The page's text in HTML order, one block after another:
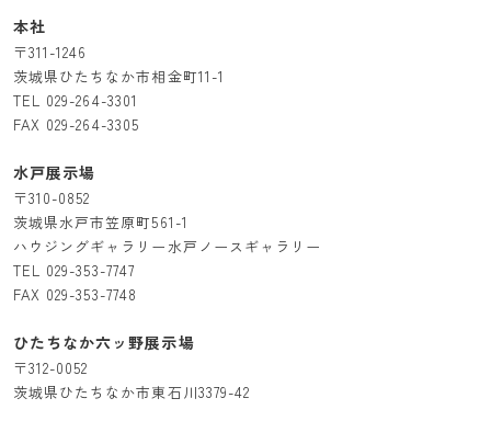
本社
〒311-1246
茨城県ひたちなか市相金町11-1
TEL 029-264-3301
FAX 029-264-3305
水戸展示場
〒310-0852
茨城県水戸市笠原町561-1
ハウジングギャラリー水戸ノースギャラリー
TEL 029-353-7747
FAX 029-353-7748
ひたちなか六ッ野展示場
〒312-0052
茨城県ひたちなか市東石川3379-42